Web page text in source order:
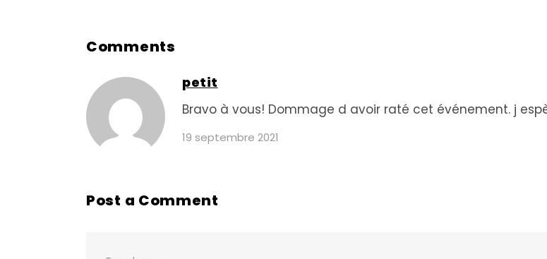
Comments
petit
Bravo à vous! Dommage d avoir raté cet événement. j
19 septembre 2021
Post a Comment